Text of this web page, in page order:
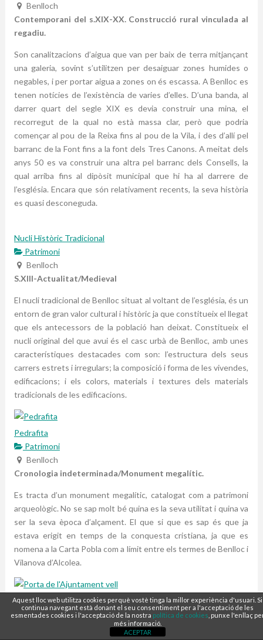
Benlloch
Contemporani del s.XIX-XX. Construcció rural vinculada al
regadiu.
Son canalitzacions d’aigua que van per baix de terra mitjançant
una galeria, sovint s’utilitzen per desaiguar zones humides o
negables, i per portar aigua a zones on és escassa. A Benlloc es
tenen notícies de l’existència de varies d’elles. D’una banda, al
darrer quart del segle XIX es devia construir una mina, el
recorregut de la qual no està massa clar, però que podria
començar al pou de la Reixa fins al pou de la Vila, i des d’allí pel
barranc de la Font fins a la font dels Tres Canons. A meitat dels
anys 50 es va construir una altra pel barranc dels Consells, la
qual arriba fins al dipòsit municipal que hi ha al darrere de
l’església. Encara que són relativament recents, la seva història
es quasi desconeguda.
Nucli Històric Tradicional
Patrimoni
Benlloch
S.XIII-Actualitat/Medieval
El nucli tradicional de Benlloc situat al voltant de l’església, és un
entorn de gran valor cultural i històric ja que constitueix el llegat
que els antecessors de la població han deixat. Constitueix el
nucli original del que avui és el casc urbà de Benlloc, amb unes
característiques destacades com son: l’estructura dels seus
carrers estrets i irregulars; la composició i forma de les vivendes,
edificacions; i els colors, materials i textures dels materials
tradicionals de les edificacions.
Pedrafita
Patrimoni
Benlloch
Cronologia indeterminada/Monument megalític.
Es tracta d’un monument megalític, catalogat com a patrimoni
arqueològic. No se sap molt bé quina es la seva utilitat i quina va
ser la seva època d’alçament. El que si que es sap és que ja
estava erigit en temps de la conquesta cristiana, ja que es
nomena a la Carta Pobla com a límit entre els termes de Benlloc i
Vilanova d’Alcolea.
Aquest lloc web utilitza cookies perquè vostè tinga la millor experiència d'usuari. Si
continua navegant està donant el seu consentiment per a l'acceptació de les
esmentades cookies i l'acceptació de la nostra política de cookies , punxe l'enllaç
més informació.
ACEPTAR